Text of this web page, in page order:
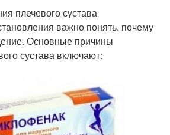
плечевого сустава
важно понять, почему
Основные причины
сустава включают: